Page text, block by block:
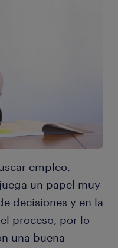
empleo,
un papel muy
decisiones y en la
proceso, por lo
una buena